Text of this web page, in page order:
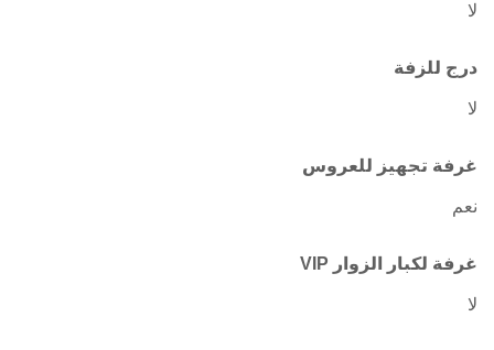
لا
درج للزفة
لا
غرفة تجهيز للعروس
نعم
غرفة لكبار الزوار VIP
لا